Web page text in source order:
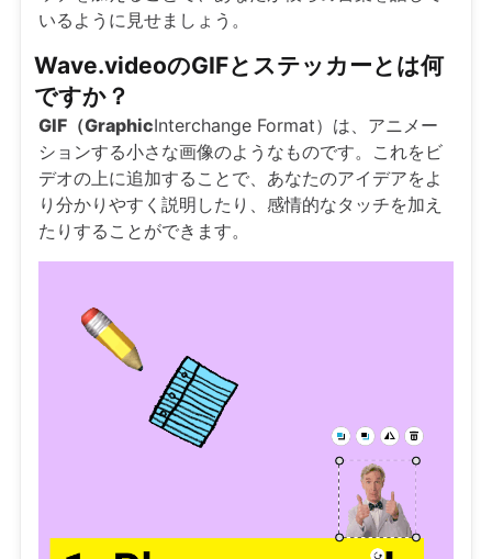
いるように見せましょう。
Wave.videoのGIFとステッカーとは何
ですか？
GIF（GraphicInterchange Format）は、アニメー
ションする小さな画像のようなものです。これをビ
デオの上に追加することで、あなたのアイデアをよ
り分かりやすく説明したり、感情的なタッチを加え
たりすることができます。